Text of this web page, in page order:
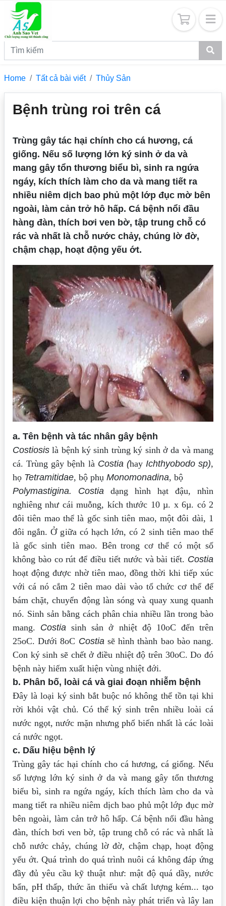
Home Tất cả bài viết Thủy Sản
Bệnh trùng roi trên cá
Trùng gây tác hại chính cho cá hương, cá
giống. Nếu số lượng lớn ký sinh ở da và
mang gây tổn thương biểu bì, sinh ra ngứa
ngáy, kích thích làm cho da và mang tiết ra
nhiều niêm dịch bao phủ một lớp đục mờ bên
ngoài, làm cản trở hô hấp. Cá bệnh nổi đầu
hàng đàn, thích bơi ven bờ, tập trung chỗ có
rác và nhất là chỗ nước chảy, chúng lờ đờ,
chậm chạp, hoạt động yếu ớt.
a. Tên bệnh và tác nhân gây bệnh
Costiosislà bệnh ký sinh trùng ký sinh ở da và mang
cá. Trùng gây bệnh là Costia (hay Ichthyobodo sp),
họ Tetramitidae, bộ phụ Monomonadina, bộ
Polymastigina. Costia dạng hình hạt đậu, nhìn
nghiêng như cái muỗng, kích thước 10 µ. x 6µ. có 2
đôi tiên mao thể là gốc sinh tiên mao, một đôi dài, 1
đôi ngắn. Ở giữa có hạch lớn, có 2 sinh tiên mao thể
là gốc sinh tiên mao. Bên trong cơ thể có một số
không bào co rút để điều tiết nước và bài tiết. Costia
hoạt động được nhờ tiên mao, đồng thời khi tiếp xúc
với cá nó cắm 2 tiên mao dài vào tổ chức cơ thể để
bám chặt, chuyển động làn sóng và quay xung quanh
nó. Sinh sản bằng cách phân chia nhiều lần trong bào
mang. Costiasinh sản ở nhiệt độ 10oC đến trên
25oC. Dưới 8oC Costia sẽ hìnhthành bao bào nang.
Con ký sinh sẽ chết ở điều nhiệt độ trên 30oC. Do đó
bệnh này hiếm xuất hiện vùng nhiệt đới.
b. Phân bố, loài cá và giai đoạn nhiễm bệnh
Đây là loại ký sinh bắt buộc nó không thể tồn tại khi
rời khỏi vật chủ. Có thể ký sinhtrên nhiều loài cá
nước ngọt, nước mặn nhưng phổ biến nhất là các loài
cá nước ngọt.
c. Dấu hiệu bệnh lý
Trùng gây tác hại chính cho cá hương, cá giống. Nếu
số lượng lớn ký sinh ở davà mang gây tổn thương
biểu bì, sinh ra ngứa ngáy, kích thích làm cho da và
mangtiết ra nhiều niêm dịch bao phủ một lớp đục mờ
bên ngoài, làm cản trở hô hấp. Cá bệnh nổi đầu hàng
đàn, thích bơi ven bờ, tập trung chỗ có rác và nhất là
chỗ nướcchảy, chúng lờ đờ, chậm chạp, hoạt động
yếu ớt.Quá trình do quá trình nuôi cá không đáp ứng
đầy đủ yêu cầu kỹ thuật như: mật độ quá dầy, nước
bẩn, pH thấp, thức ăn thiếu và chất lượng kém... tạo
điều kiện thuận lợi cho bệnh này phát triển và lây lan